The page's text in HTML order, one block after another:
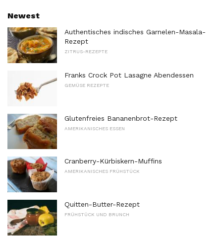
Newest
Authentisches indisches Garnelen-Masala-
Rezept
ZITRUS-REZEPTE
Franks Crock Pot Lasagne Abendessen
GEMÜSE REZEPTE
Glutenfreies Bananenbrot-Rezept
AMERIKANISCHES ESSEN
Cranberry-Kürbiskern-Muffins
AMERIKANISCHES FRÜHSTÜCK
Quitten-Butter-Rezept
FRÜHSTÜCK UND BRUNCH